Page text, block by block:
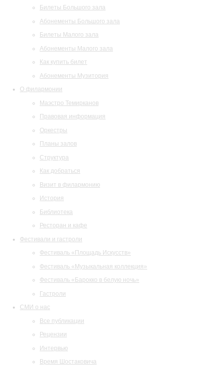
Билеты Большого зала
Абонементы Большого зала
Билеты Малого зала
Абонементы Малого зала
Как купить билет
Абонементы Музитория
О филармонии
Маэстро Темирканов
Правовая информация
Оркестры
Планы залов
Структура
Как добраться
Визит в филармонию
История
Библиотека
Ресторан и кафе
Фестивали и гастроли
Фестиваль «Площадь Искусств»
Фестиваль «Музыкальная коллекция»
Фестиваль «Барокко в белую ночь»
Гастроли
СМИ о нас
Все публикации
Рецензии
Интервью
Время Шостаковича